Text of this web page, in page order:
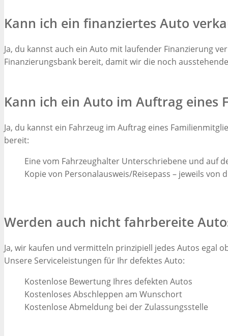
Kann ich ein finanziertes Auto
Ja, du kannst auch ein Auto mit laufender Finanzierung
Finanzierungsbank bereit, damit wir die noch
Kann ich ein Auto im Auftrag eines
Ja, du kannst ein Fahrzeug im Auftrag eines
bereit:
Eine vom Fahrzeughalter Unterschriebene und auf
Kopie von Personalausweis/Reisepass – jeweils von
Werden auch nicht fahrbereite
Ja, wir kaufen und vermitteln prinzipiell jedes Autos egal
Unsere Serviceleistungen für Ihr defektes Auto:
Kostenlose Bewertung Ihres defekten Autos
Kostenloses Abschleppen am Wunschort
Kostenlose Abmeldung bei der Zulassungsstelle